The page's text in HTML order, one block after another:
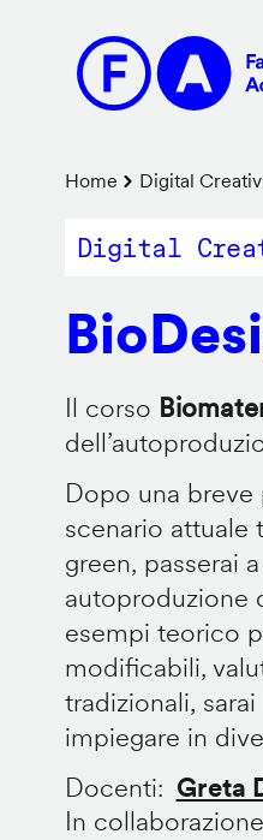
contenuto
principale
Briciole
di
Home Digital
Digital
Il corso
Dopo una
scenario attuale
green, passerai
autoproduzione
esempi teorico
modificabili,
tradizionali,
impiegare in
Docenti
Greta
In